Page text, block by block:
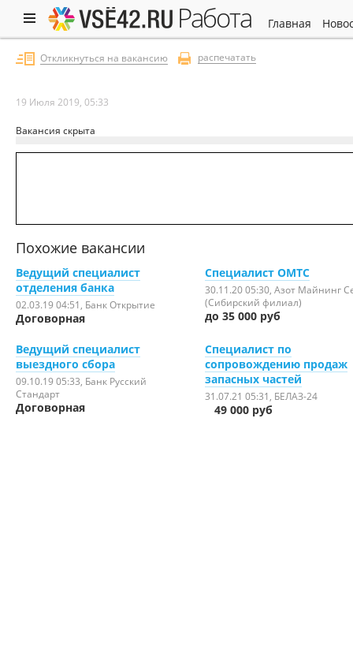
работа главная
Откликнуться на вакансию распечатать
19 Июля 2019, 05:33
Вакансия скрыта
Похожие вакансии
Ведущий специалист
отделения банка
02.03.19 04:51 , Банк Открытие
Договорная
Специалист ОМТС
30.11.20 05:30 , Азот Майнинг
(Сибирский филиал)
до 35 000 руб
Ведущий специалист
выездного сбора
09.10.19 05:33 , Банк Русский
Стандарт
Договорная
Специалист по
сопровождению продаж
запасных частей
31.07.21 05:31 , БЕЛАЗ-24
49 000 руб